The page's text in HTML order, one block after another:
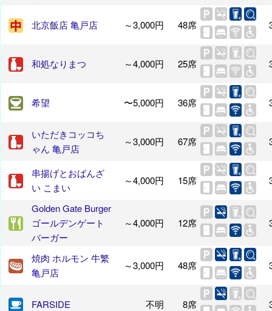
北京飯店 亀戸店 ～3,000円 48席
和処なりまつ ～4,000円 25席
希望 〜5,000円 36席
いただきコッコち
ゃん 亀戸店
～3,000円 67席
串揚げとおばんざ
い こまい
～4,000円 15席
Golden Gate Burger
ゴールデンゲート
バーガー
～4,000円 12席
焼肉 ホルモン 牛繁
亀戸店
～3,000円 48席
FARSIDE 不明 8席